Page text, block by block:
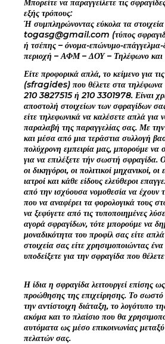
εξής τρόπους:
Ή συμπληρώνοντας εύκολα τα
togasg@gmail.com (τύπος
ή τσέπης – όνομα-επώνυμο-επάγγελμα-
περιοχή – ΑΦΜ – ΔΟΥ – Τηλέφωνο και
Είτε προφορικά απλά, το κείμενο για
(sfragides) που θέλετε στα τηλέφωνα
210 3827515 ή 210 3301978. Είναι
αποστολή στοιχείων των σφραγίδων
είτε τηλεφωνικά να καλέσετε απλά για
παραλαβή της παραγγελίας σας. Με
και μέσα από μια τεράστια συλλογή
πολύχρονη εμπειρία μας, μπορούμε να
για να επιλέξετε τήν σωστή σφραγίδα.
οι δικηγόροι, οι πολιτικοί μηχανικοί, οι
ιατροί και κάθε είδους ελεύθεροι
από την ισχύουσα νομοθεσία να έχουν
που να αναφέρει τα φορολογικά τους
να ξεφύγετε από τις τυποποιημένες
αγορά σφραγίδων, τότε μπορούμε να
μοναδικότητα του προφίλ σας είτε
στοιχεία σας είτε χρησιμοποιώντας
υποδείξετε για την σφραγίδα που
Η ίδια η σφραγίδα λειτουργεί επίσης
προώθησης της επιχείρησης. Το σωστό
την αντίστοιχη διάταξη, το λογότυπο
ακόμα και το πλαίσιο που θα
αυτόματα ως μέσο επικοινωνίας
πελατών σας.